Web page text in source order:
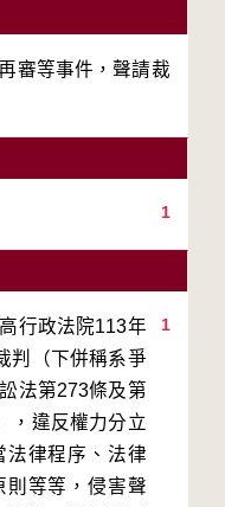
審等事件，聲請裁
1
1
行政法院113年
判（下併稱系爭
法第273條及第
，違反權力分立
法律程序、法律
則等等，侵害聲